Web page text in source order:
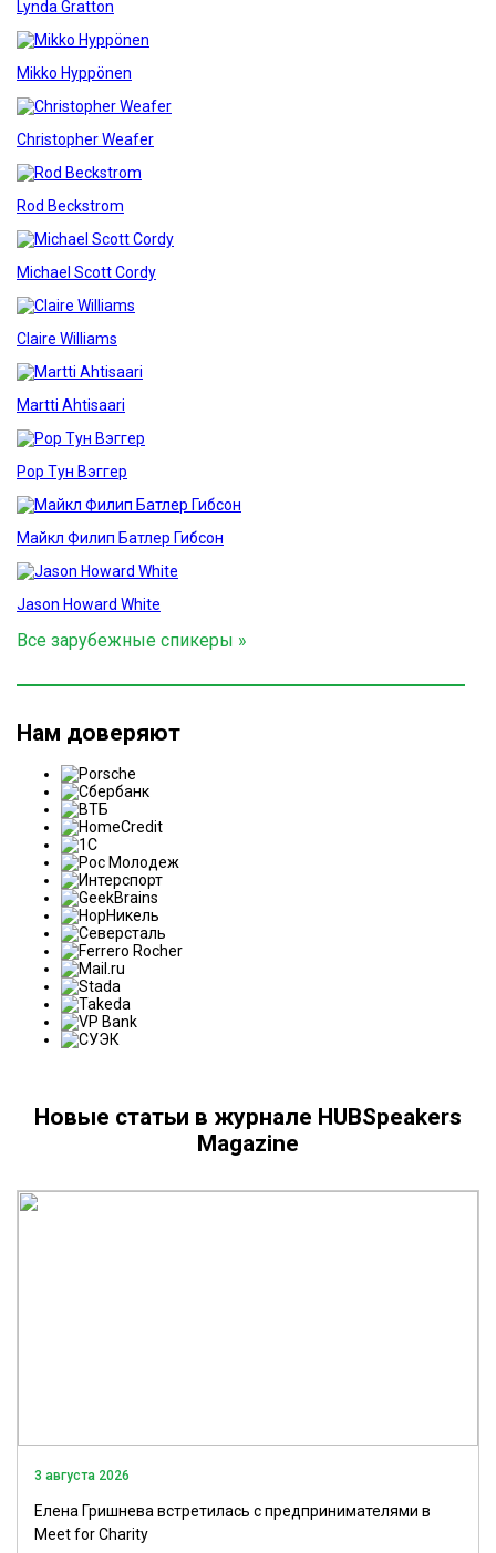
Lynda Gratton
Mikko Hyppönen
Christopher Weafer
Rod Beckstrom
Michael Scott Cordy
Claire Williams
Martti Ahtisaari
Рор Тун Вэггер
Майкл Филип Батлер Гибсон
Jason Howard White
Все зарубежные спикеры »
Нам доверяют
Новые статьи в журнале HUBSpeakers
Magazine
3 августа 2026
Елена Гришнева встретилась с предпринимателями в
Meet for Charity